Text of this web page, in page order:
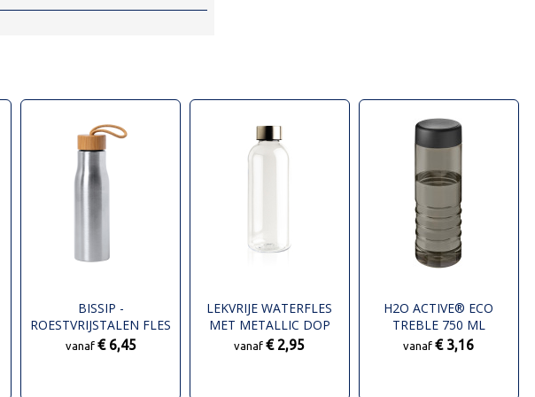
BISSIP -
ROESTVRIJSTALEN FLES
vanaf € 6,45
LEKVRIJE WATERFLES
MET METALLIC DOP
vanaf€ 2,95
H2O ACTIVE® ECO
TREBLE 750 ML
WATERFLES MET
SCHROEFDOP
vanaf€ 3,16